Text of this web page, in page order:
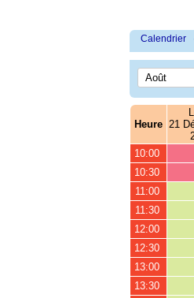
Calendrier
Heure 21
10:00
10:30
11:00
11:30
12:00
12:30
13:00
13:30